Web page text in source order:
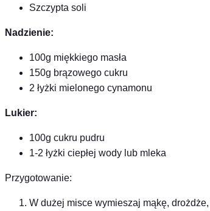
Szczypta soli
Nadzienie:
100g miękkiego masła
150g brązowego cukru
2 łyżki mielonego cynamonu
Lukier:
100g cukru pudru
1-2 łyżki ciepłej wody lub mleka
Przygotowanie:
W dużej misce wymieszaj mąkę,